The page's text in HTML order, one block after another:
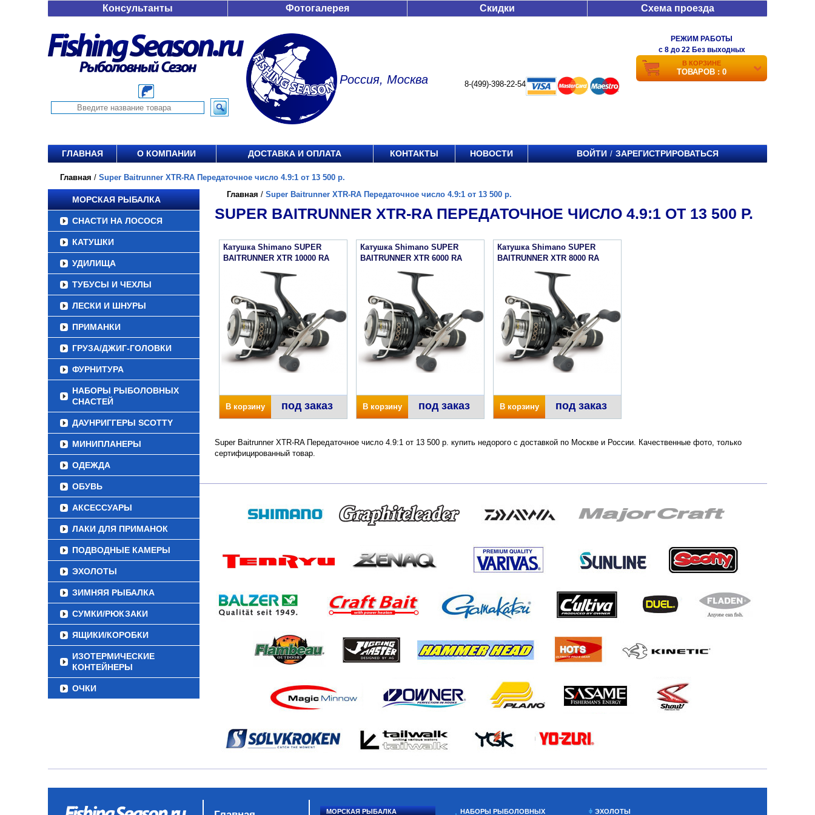
Консультанты Фотогалерея Скидки Схема проезда
Россия, Москва 8-(499)-398-22-54
РЕЖИМ РАБОТЫ
c 8 до 22 Без выходных
В КОРЗИНЕ
ТОВАРОВ : 0
ГЛАВНАЯ О КОМПАНИИ ДОСТАВКА И ОПЛАТА КОНТАКТЫ НОВОСТИ ВОЙТИ / ЗАРЕГИСТРИРОВАТЬСЯ
Главная / Super Baitrunner XTR-RA Передаточное число 4.9:1 от 13 500 р.
МОРСКАЯ РЫБАЛКА
СНАСТИ НА ЛОСОСЯ
КАТУШКИ
УДИЛИЩА
ТУБУСЫ И ЧЕХЛЫ
ЛЕСКИ И ШНУРЫ
ПРИМАНКИ
ГРУЗА/ДЖИГ-ГОЛОВКИ
ФУРНИТУРА
НАБОРЫ РЫБОЛОВНЫХ
СНАСТЕЙ
ДАУНРИГГЕРЫ SCOTTY
МИНИПЛАНЕРЫ
ОДЕЖДА
ОБУВЬ
АКСЕССУАРЫ
ЛАКИ ДЛЯ ПРИМАНОК
ПОДВОДНЫЕ КАМЕРЫ
ЭХОЛОТЫ
ЗИМНЯЯ РЫБАЛКА
СУМКИ/РЮКЗАКИ
ЯЩИКИ/КОРОБКИ
ИЗОТЕРМИЧЕСКИЕ
КОНТЕЙНЕРЫ
ОЧКИ
Главная / Super Baitrunner XTR-RA Передаточное число 4.9:1 от 13 500 р.
SUPER BAITRUNNER XTR-RA ПЕРЕДАТОЧНОЕ ЧИСЛО 4.9:1 ОТ 13 500 Р.
Катушка Shimano SUPER
BAITRUNNER XTR 10000 RA
В корзину под заказ
Катушка Shimano SUPER
BAITRUNNER XTR 6000 RA
В корзину под заказ
Катушка Shimano SUPER
BAITRUNNER XTR 8000 RA
В корзину под заказ
Super Baitrunner XTR-RA Передаточное число 4.9:1 от 13 500 р. купить недорого с доставкой по Москве и России. Качественные фото, только
сертифицированный товар.
МОРСКАЯ РЫБАЛКА НАБОРЫ РЫБОЛОВНЫХ ЭХОЛОТЫ